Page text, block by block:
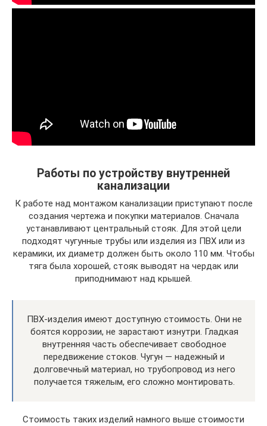
Работы по устройству внутренней
канализации
К работе над монтажом канализации приступают после
создания чертежа и покупки материалов. Сначала
устанавливают центральный стояк. Для этой цели
подходят чугунные трубы или изделия из ПВХ или из
керамики, их диаметр должен быть около 110 мм. Чтобы
тяга была хорошей, стояк выводят на чердак или
приподнимают над крышей.
ПВХ-изделия имеют доступную стоимость. Они не
боятся коррозии, не зарастают изнутри. Гладкая
внутренняя часть обеспечивает свободное
передвижение стоков. Чугун — надежный и
долговечный материал, но трубопровод из него
получается тяжелым, его сложно монтировать.
Стоимость таких изделий намного выше стоимости